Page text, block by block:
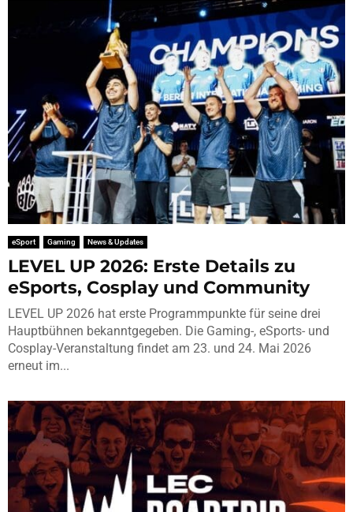
eSport Gaming News & Updates
LEVEL UP 2026: Erste Details zu
eSports, Cosplay und Community
LEVEL UP 2026 hat erste Programmpunkte für seine drei
Hauptbühnen bekanntgegeben. Die Gaming-, eSports- und
Cosplay-Veranstaltung findet am 23. und 24. Mai 2026
erneut im...